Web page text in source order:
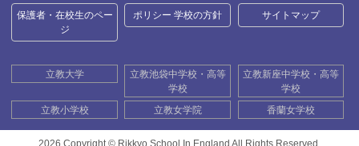
保護者・在校生のペー
ジ
ポリシー 学校の方針 サイトマップ
立教大学
立教池袋中学校・高等
学校
立教新座中学校・高等
学校
立教小学校
立教女学院 香蘭女学校